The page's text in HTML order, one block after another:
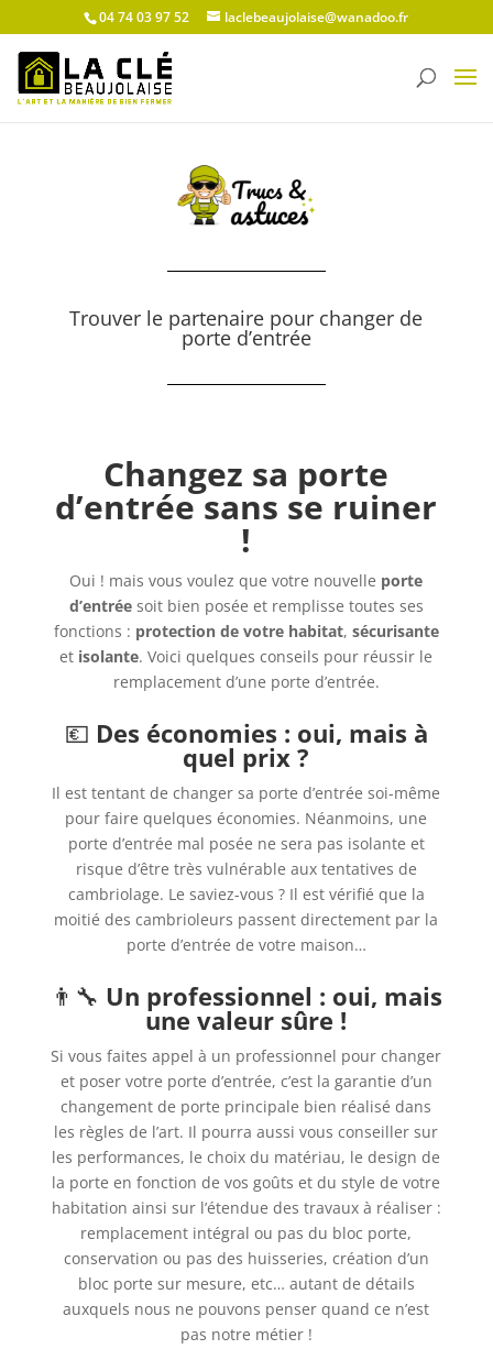
04 74 03 97 52 laclebeaujolaise@wanadoo.fr
Trouver le partenaire pour changer de
porte d’entrée
Changez sa porte
d’entrée sans se ruiner
!
Oui ! mais vous voulez que votre nouvelle porte
d’entréesoit bien posée et remplisse toutes ses
fonctions : protection de votre habitat, sécurisante
et isolante. Voici quelques conseils pour réussir le
remplacement d’une porte d’entrée.
💶 Des économies : oui, mais à
quel prix ?
Il est tentant de changer sa porte d’entrée soi-même
pour faire quelques économies. Néanmoins, une
porte d’entrée mal posée ne sera pas isolante et
risque d’être très vulnérable aux tentatives de
cambriolage. Le saviez-vous ? Il est vérifié que la
moitié des cambrioleurs passent directement par la
porte d’entrée de votre maison…
👨‍🔧 Un professionnel : oui, mais
une valeur sûre !
Si vous faites appel à un professionnel pour changer
et poser votre porte d’entrée, c’est la garantie d’un
changement de porte principale bien réalisé dans
les règles de l’art. Il pourra aussi vous conseiller sur
les performances, le choix du matériau, le design de
la porte en fonction de vos goûts et du style de votre
habitation ainsi sur l’étendue des travaux à réaliser :
remplacement intégral ou pas du bloc porte,
conservation ou pas des huisseries, création d’un
bloc porte sur mesure, etc… autant de détails
auxquels nous ne pouvons penser quand ce n’est
pas notre métier !